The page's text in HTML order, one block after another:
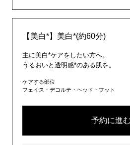
【美白*】美白*(約60分)
主に美白*ケアをしたい方へ。
うるおいと透明感*のある肌を。
ケアする部位
フェイス・デコルテ・ヘッド・フット
予約に進む